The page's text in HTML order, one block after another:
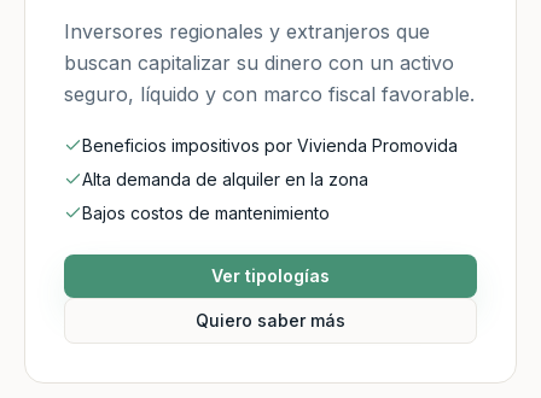
Inversores regionales y extranjeros que
buscan capitalizar su dinero con un activo
seguro, líquido y con marco fiscal favorable.
Beneficios impositivos por Vivienda Promovida
Alta demanda de alquiler en la zona
Bajos costos de mantenimiento
Ver tipologías
Quiero saber más